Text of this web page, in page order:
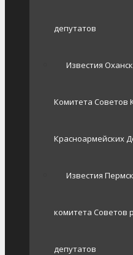
депутатов
Известия
Комитета Советов
Красноармейских
Известия
комитета Советов
депутатов